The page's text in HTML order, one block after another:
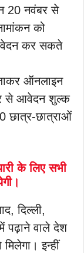
20 नवंबर से
को
कर सकते
ऑनलाइन
से आवेदन शुल्क
छात्र-छात्राओं
के लिए सभी
दिल्ली,
पढ़ाने वाले देश
इन्हीं